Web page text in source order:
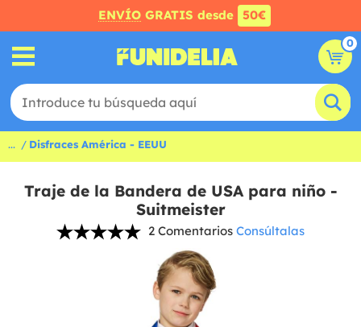
ENVÍO GRATIS desde 50€
0
... Disfraces América - EEUU
Traje de la Bandera de USA para niño -
Suitmeister
2 Comentarios Consúltalas